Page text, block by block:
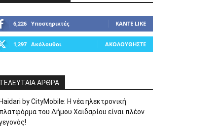
6,226 Υποστηρικτές ΚΆΝΤΕ LIKE
1,297 Ακόλουθοι ΑΚΟΛΟΥΘΉΣΤΕ
ΤΕΛΕΥΤΑΙΑ ΑΡΘΡΑ
Haidari by CityMobile: Η νέα ηλεκτρονική
πλατφόρμα του Δήμου Χαϊδαρίου είναι πλέον